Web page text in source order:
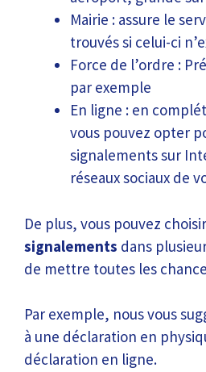
Mairie : assure le
trouvés si celui-ci
Force de l’ordre :
par exemple
En ligne : en
vous pouvez opter
signalements sur
réseaux sociaux de
De plus, vous pouvez
signalements dans
de mettre toutes les
Par exemple, nous vous
à une déclaration en
déclaration en ligne.